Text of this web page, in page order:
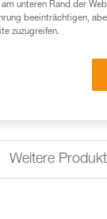
Weitere
unteren Rand der
beeinträchtigen,
zuzugreifen.